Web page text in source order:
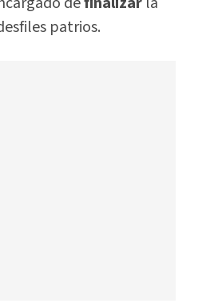
patrios.